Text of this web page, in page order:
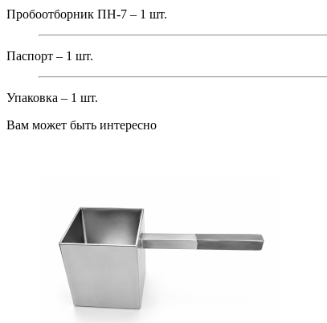
Пробоотборник ПН-7 – 1 шт.
Паспорт – 1 шт.
Упаковка – 1 шт.
Вам может быть интересно